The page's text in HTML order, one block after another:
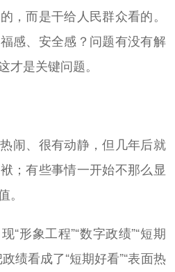
，而是干给人民群众看的。
感、安全感？问题有没有解
才是关键问题。
、很有动静，但几年后就
；有些事情一开始不那么显
形象工程”“数字政绩”“短期
绩看成了“短期好看”“表面热